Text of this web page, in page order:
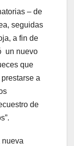
– de
seguidas
a fin de
un nuevo
que
a
de
nueva